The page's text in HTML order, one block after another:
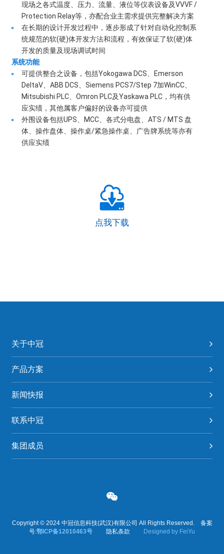
现场之各式温度、压力、流量、液位等仪表设备及VVVF /
Protection Relay等，亦配合业主需求提供完整解决方案
在长期的设计开发过程中，逐步形成了针对自动化控制系
统规范的软(硬)体开发方法和流程，有效保证了软(硬)体
开发的质量及现场调试时间
系统功能
可提供整合之设备，包括Yokogawa DCS、Emerson
DeltaV、ABB DCS、Siemens PCS7/Step 7加WinCC、
Mitsubishi PLC、Omron PLC及Yaskawa PLC，均有供
应实绩，其他属客户偏好的设备亦可提供
外围设备包括UPS、MCC、各式分电盘、ATS / MTS 盘
体、操作盘体、操作桌/紧急操作桌、广告牌系统等亦有
供应实绩
点我下载
关于中冠
产品方案
新闻快报
联系中冠
集团成员
Copyright © 2024 中冠信息科技(武汉)有限公司 All Rights Reserved. 备案
号:鄂ICP备12010463号 隐私条款 Designed by FeiYu